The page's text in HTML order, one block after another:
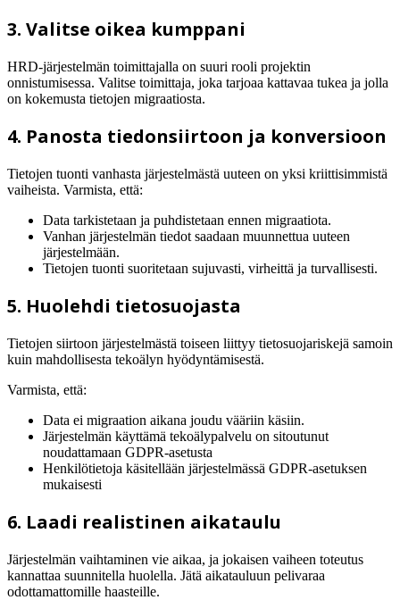
3. Valitse oikea kumppani
HRD-järjestelmän toimittajalla on suuri rooli projektin
onnistumisessa. Valitse toimittaja, joka tarjoaa kattavaa tukea ja jolla
on kokemusta tietojen migraatiosta.
4. Panosta tiedonsiirtoon ja konversioon
Tietojen tuonti vanhasta järjestelmästä uuteen on yksi kriittisimmistä
vaiheista. Varmista, että:
Data tarkistetaan ja puhdistetaan ennen migraatiota.
Vanhan järjestelmän tiedot saadaan muunnettua uuteen
järjestelmään.
Tietojen tuonti suoritetaan sujuvasti, virheittä ja turvallisesti.
5. Huolehdi tietosuojasta
Tietojen siirtoon järjestelmästä toiseen liittyy tietosuojariskejä samoin
kuin mahdollisesta tekoälyn hyödyntämisestä.
Varmista, että:
Data ei migraation aikana joudu vääriin käsiin.
Järjestelmän käyttämä tekoälypalvelu on sitoutunut
noudattamaan GDPR-asetusta
Henkilötietoja käsitellään järjestelmässä GDPR-asetuksen
mukaisesti
6. Laadi realistinen aikataulu
Järjestelmän vaihtaminen vie aikaa, ja jokaisen vaiheen toteutus
kannattaa suunnitella huolella. Jätä aikatauluun pelivaraa
odottamattomille haasteille.